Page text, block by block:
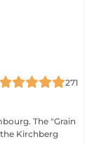
271
The "Grain
Kirchberg